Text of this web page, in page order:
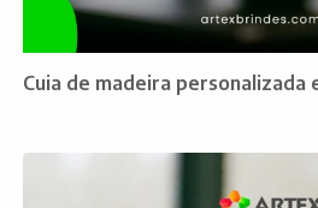
Cuia de madeira personalizada